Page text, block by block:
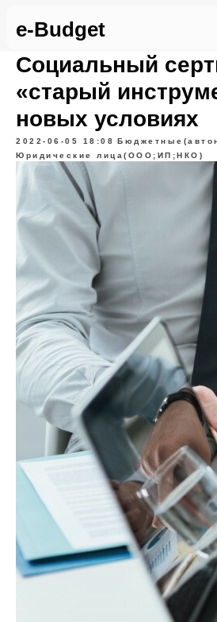
e-Budget
Социальный
«старый
новых условиях
2022-06-05 18:08
Юридические лица(ООО;ИП;НКО)